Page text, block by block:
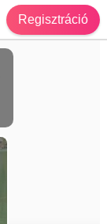
Regisztráció